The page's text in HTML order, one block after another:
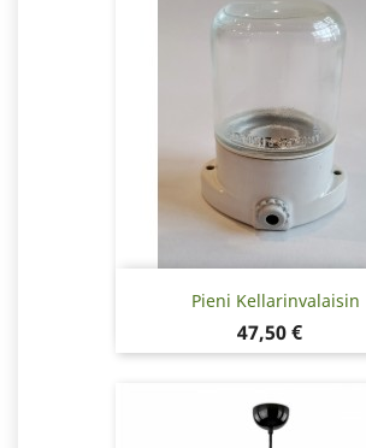
Pieni Kellarinvalaisin
Hinta
47,50 €